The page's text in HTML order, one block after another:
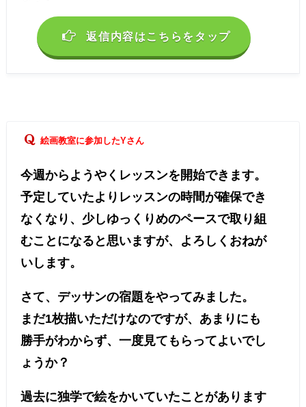
返信内容はこちらをタップ
絵画教室に参加したYさん
今週からようやくレッスンを開始できます。
予定していたよりレッスンの時間が確保でき
なくなり、少しゆっくりめのペースで取り組
むことになると思いますが、よろしくおねが
いします。
さて、デッサンの宿題をやってみました。
まだ1枚描いただけなのですが、あまりにも
勝手がわからず、一度見てもらってよいでし
ょうか？
過去に独学で絵をかいていたことがあります